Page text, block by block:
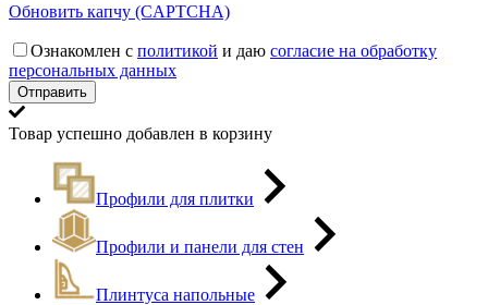
Обновить капчу (CAPTCHA)
Ознакомлен с политикой и даю согласие на обработку
персональных данных
Товар успешно добавлен в корзину
Профили для плитки
Профили и панели для стен
Плинтуса напольные